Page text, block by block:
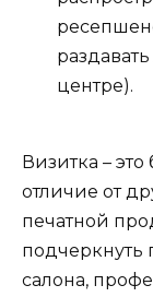
центре).
Визитка –
отличие от
печатной
подчеркнуть
салона,